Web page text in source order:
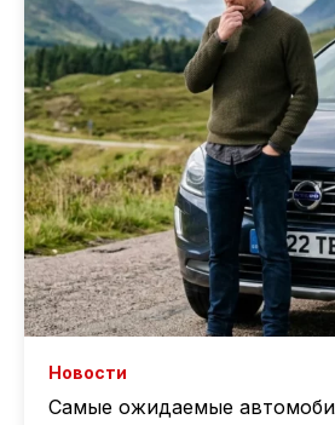
Новости
Самые ожидаемые